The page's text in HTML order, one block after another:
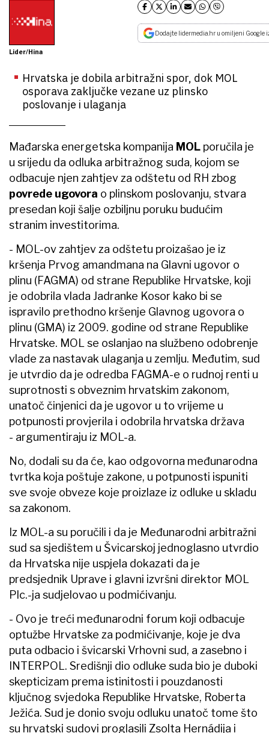
Lider/Hina
Dodajte lidermedia.hr u omiljeni Google
Hrvatska je dobila arbitražni spor, dok MOL
osporava zaključke vezane uz plinsko
poslovanje i ulaganja
Mađarska energetska kompanija MOL poručila je
u srijedu da odluka arbitražnog suda, kojom se
odbacuje njen zahtjev za odštetu od RH zbog
povrede ugovora o plinskom poslovanju, stvara
presedan koji šalje ozbiljnu poruku budućim
stranim investitorima.
- MOL-ov zahtjev za odštetu proizašao je iz
kršenja Prvog amandmana na Glavni ugovor o
plinu (FAGMA) od strane Republike Hrvatske, koji
je odobrila vlada Jadranke Kosor kako bi se
ispravilo prethodno kršenje Glavnog ugovora o
plinu (GMA) iz 2009. godine od strane Republike
Hrvatske. MOL se oslanjao na službeno odobrenje
vlade za nastavak ulaganja u zemlju. Međutim, sud
je utvrdio da je odredba FAGMA-e o rudnoj renti u
suprotnosti s obveznim hrvatskim zakonom,
unatoč činjenici da je ugovor u to vrijeme u
potpunosti provjerila i odobrila hrvatska država
- argumentiraju iz MOL-a.
No, dodali su da će, kao odgovorna međunarodna
tvrtka koja poštuje zakone, u potpunosti ispuniti
sve svoje obveze koje proizlaze iz odluke u skladu
sa zakonom.
Iz MOL-a su poručili i da je Međunarodni arbitražni
sud sa sjedištem u Švicarskoj jednoglasno utvrdio
da Hrvatska nije uspjela dokazati da je
predsjednik Uprave i glavni izvršni direktor MOL
Plc.-ja sudjelovao u podmićivanju.
- Ovo je treći međunarodni forum koji odbacuje
optužbe Hrvatske za podmićivanje, koje je dva
puta odbacio i švicarski Vrhovni sud, a zasebno i
INTERPOL. Središnji dio odluke suda bio je duboki
skepticizam prema istinitosti i pouzdanosti
ključnog svjedoka Republike Hrvatske, Roberta
Ježića. Sud je donio svoju odluku unatoč tome što
su hrvatski sudovi proglasili Zsolta Hernádija i